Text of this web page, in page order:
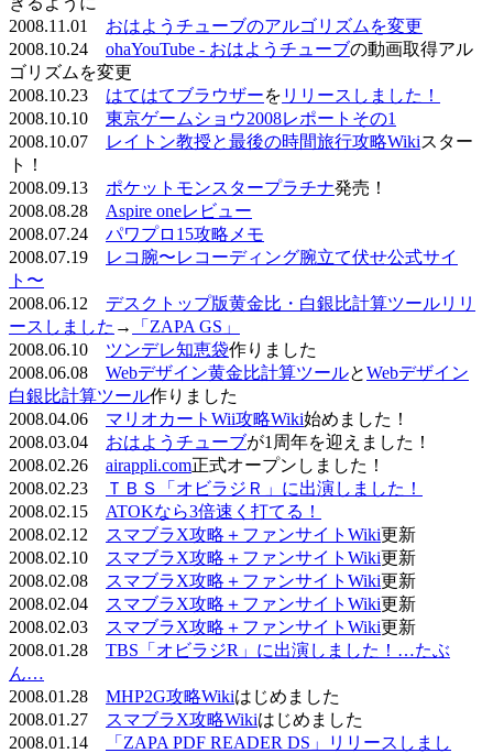
2008.11.01 おはようチューブのアルゴリズムを変更
2008.10.24 ohaYouTube - おはようチューブの動画取得アル
ゴリズムを変更
2008.10.23 はてはてブラウザーを リリースしました！
2008.10.10 東京ゲームショウ2008レポートその1
2008.10.07
レイトン教授と最後の時間旅行攻略Wikiスター
ト！
2008.09.13 ポケットモンスタープラチナ発売！
2008.08.28 Aspire oneレビュー
2008.07.24 パワプロ15攻略メモ
2008.07.19
レコ腕〜レコーディング腕立て伏せ公式サイ
ト〜
2008.06.12 デスクトップ版黄金比・白銀比計算ツールリリ
ースしました →
「ZAPA GS」
2008.06.10 ツンデレ知恵袋作りました
2008.06.08 Webデザイン黄金比計算ツールとWebデザイン
白銀比計算ツール作りました
2008.04.06 マリオカートWii攻略Wiki始めました！
2008.03.04 おはようチューブが1周年を迎えました！
2008.02.26 airappli.com正式オープンしました！
2008.02.23
ＴＢＳ「オビラジＲ」に出演しました！
2008.02.15 ATOKなら3倍速く打てる！
2008.02.12
スマブラX攻略＋ファンサイトWiki更新
2008.02.10
スマブラX攻略＋ファンサイトWiki更新
2008.02.08
スマブラX攻略＋ファンサイトWiki更新
2008.02.04
スマブラX攻略＋ファンサイトWiki更新
2008.02.03
スマブラX攻略＋ファンサイトWiki更新
2008.01.28 TBS「オビラジR」に出演しました！…たぶ
ん…
2008.01.28 MHP2G攻略Wikiはじめました
2008.01.27
スマブラX攻略Wikiはじめました
2008.01.14
「ZAPA PDF READER DS」リリースしまし